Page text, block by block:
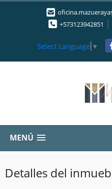
+573123942851
Select Language ▼
MENÚ
Detalles del